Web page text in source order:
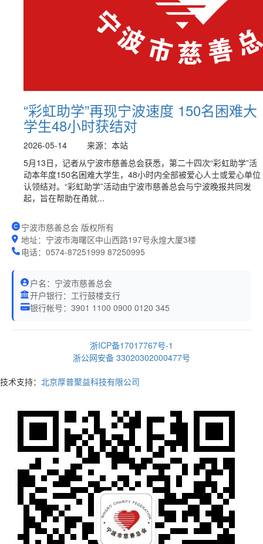
“彩虹助学”再现宁波速度 150名困难大
学生48小时获结对
2026-05-14
来源：本站
5月13日，记者从宁波市慈善总会获悉，第二十四次“彩虹助学”活
动本年度150名困难大学生，48小时内全部被爱心人士或爱心单位
认领结对。“彩虹助学”活动由宁波市慈善总会与宁波晚报共同发
起，旨在帮助在甬就...
宁波市慈善总会 版权所有
地址：宁波市海曙区中山西路197号永煌大厦3楼
电话：0574-87251999 87250995
户名：宁波市慈善总会
开户银行：工行鼓楼支行
银行帐号：3901 1100 0900 0120 345
浙ICP备17017767号-1
浙公网安备 33020302000477号
技术支持： 北京厚普聚益科技有限公司